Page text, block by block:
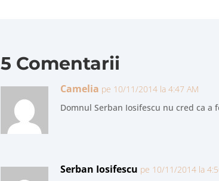
5 Comentarii
Camelia pe 10/11/2014 la 4:47 AM
Domnul Serban Iosifescu nu cred ca a
Serban Iosifescu pe 10/11/2014 la